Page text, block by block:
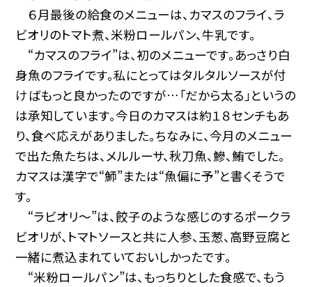
６月最後の給食のメニューは、カマスのフライ、ラ
ビオリのトマト煮、米粉ロールパン、牛乳です。
“カマスのフライ”は、初のメニューです。あっさり白
身魚のフライです。私にとってはタルタルソースが付
けばもっと良かったのですが…「だから太る」というの
は承知しています。今日のカマスは約１８センチもあ
り、食べ応えがありました。ちなみに、今月のメニュー
で出た魚たちは、メルルーサ、秋刀魚、鰺、鮪でした。
カマスは漢字で“魳”または“魚偏に予”と書くそうで
す。
“ラビオリ〜”は、餃子のような感じのするポークラ
ビオリが、トマトソースと共に人参、玉葱、高野豆腐と
一緒に煮込まれていておいしかったです。
“米粉ロールパン”は、もっちりとした食感で、もう